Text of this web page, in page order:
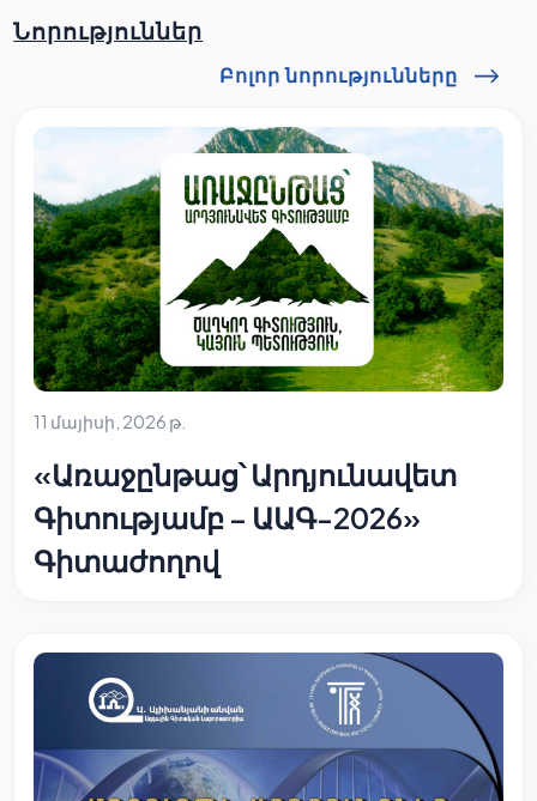
Նորություններ
Բոլոր նորությունները
11 մայիսի, 2026 թ.
«Առաջընթաց՝ Արդյունավետ
Գիտությամբ – ԱԱԳ-2026»
Գիտաժողով